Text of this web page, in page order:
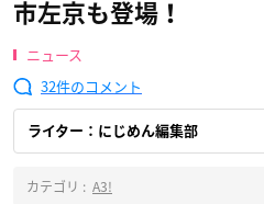
市左京も登場！
ニュース
32
ライター：にじめん編集部
カテゴリ : A3!